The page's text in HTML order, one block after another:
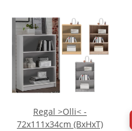
Regal >Olli< -
72x111x34cm (BxHxT)